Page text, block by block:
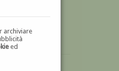
archiviare
ed